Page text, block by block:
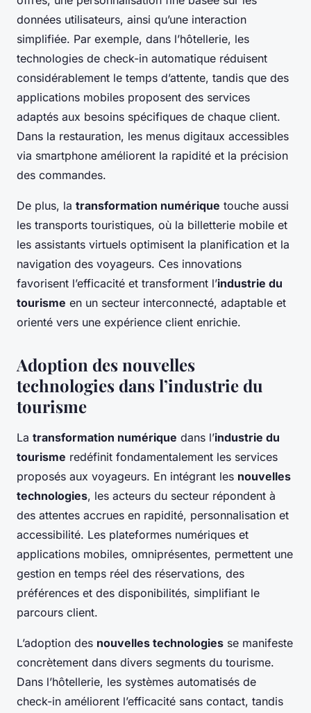
données utilisateurs, ainsi qu’une interaction
simplifiée. Par exemple, dans l’hôtellerie, les
technologies de check-in automatique réduisent
considérablement le temps d’attente, tandis que des
applications mobiles proposent des services
adaptés aux besoins spécifiques de chaque client.
Dans la restauration, les menus digitaux accessibles
via smartphone améliorent la rapidité et la précision
des commandes.
De plus, la transformation numérique touche aussi
les transports touristiques, où la billetterie mobile et
les assistants virtuels optimisent la planification et la
navigation des voyageurs. Ces innovations
favorisent l’efficacité et transforment l’industrie du
tourisme en un secteur interconnecté, adaptable et
orienté vers une expérience client enrichie.
Adoption des nouvelles
technologies dans l’industrie du
tourisme
La transformation numérique dans l’industrie du
tourisme redéfinit fondamentalement les services
proposés aux voyageurs. En intégrant les nouvelles
technologies, les acteurs du secteur répondent à
des attentes accrues en rapidité, personnalisation et
accessibilité. Les plateformes numériques et
applications mobiles, omniprésentes, permettent une
gestion en temps réel des réservations, des
préférences et des disponibilités, simplifiant le
parcours client.
L’adoption des nouvelles technologies se manifeste
concrètement dans divers segments du tourisme.
Dans l’hôtellerie, les systèmes automatisés de
check-in améliorent l’efficacité sans contact, tandis